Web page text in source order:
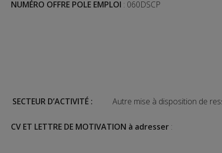
NUMÉRO OFFRE POLE EMPLOI : 060DSCP
SECTEUR D’ACTIVITÉ : Autre mise à disposition de
CV ET LETTRE DE MOTIVATION à adresser :